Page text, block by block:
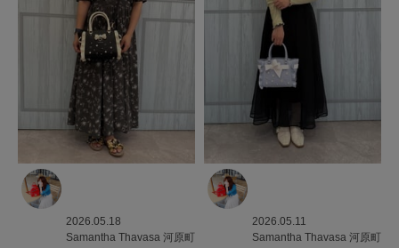
2026.05.18
Samantha Thavasa 河原町
2026.05.11
Samantha Thavasa 河原町